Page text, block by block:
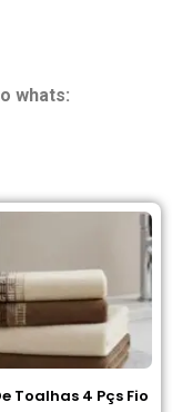
whats:
Toalhas 4 Pçs Fio